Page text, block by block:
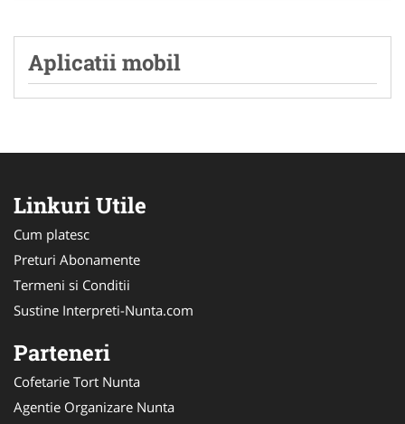
Aplicatii mobil
Linkuri Utile
Cum platesc
Preturi Abonamente
Termeni si Conditii
Sustine Interpreti-Nunta.com
Parteneri
Cofetarie Tort Nunta
Agentie Organizare Nunta